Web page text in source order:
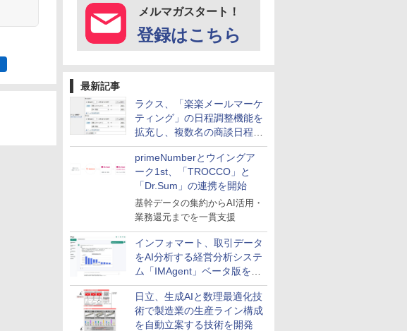
メルマガスタート！
登録はこちら
最新記事
ラクス、「楽楽メールマーケ
ティング」の日程調整機能を
拡充し、複数名の商談日程調
整を効率化
primeNumberとウイングア
ーク1st、「TROCCO」と
「Dr.Sum」の連携を開始
基幹データの集約からAI活用・
業務還元までを一貫支援
インフォマート、取引データ
をAI分析する経営分析システ
ム「IMAgent」ベータ版を提
供
日立、生成AIと数理最適化技
術で製造業の生産ライン構成
を自動立案する技術を開発